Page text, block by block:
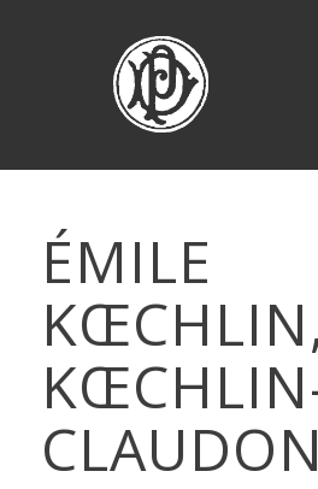
ÉMILE
CLAUDON